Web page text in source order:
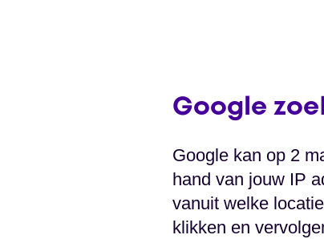
Google
Google kan op 2
hand van jouw IP
vanuit welke
klikken en